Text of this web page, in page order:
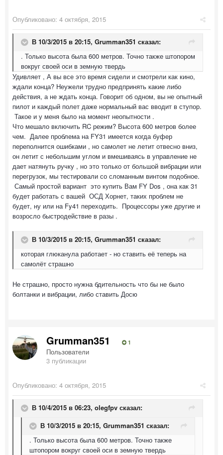
Опубликовано: 4 октября, 2015
В 10/3/2015 в 20:15, Grumman351 сказал:
. Только высота была 600 метров. Точно также штопором
вокруг своей оси в земную твердь
Удивляет , А вы все это время сидели и смотрели как кино,
ждали конца? Неужели трудно предпринять какие либо
действия, а не ждать конца. Говорит об одном, вы не опытный
пилот и каждый полет даже нормальный вас вводит в ступор.
Такое и у меня было на момент неопытности .
Что мешало включить RC режим? Высота 600 метров более
чем. Далее проблема на FY31 имеется когда буфер
переполнится ошибками , но самолет не летит отвесно вниз,
он летит с небольшим углом и вмешиваясь в управление не
дает натянуть ручку , но это только от большой вибрации или
перегрузок, мы тестировали со сломанным винтом подобное.
Самый простой вариант это купить Вам FY Dos , она как 31
будет работать с вашей ОСД Хорнет, таких проблем не
будет, ну или на Fy41 переходить. Процессоры уже другие и
возросло быстродействие в разы .
В 10/3/2015 в 20:15, Grumman351 сказал:
которая глюканула работает - но ставить её теперь на
самолёт страшно
Не страшно, просто нужна бдительность что бы не было
болтанки и вибрации, либо ставить Досю
Grumman351 1
Пользователи
3 публикации
Опубликовано: 4 октября, 2015
В 10/4/2015 в 06:23, olegfpv сказал:
В 10/3/2015 в 20:15, Grumman351 сказал:
. Только высота была 600 метров. Точно также
штопором вокруг своей оси в земную твердь